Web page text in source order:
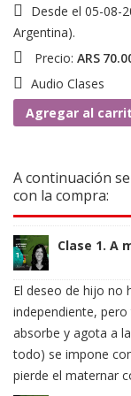
Desde el 05-08-
Argentina).
Precio: ARS
Audio Clases
Maternar
al
cantidad
Agregar al
A continuación
con la compra:
Clase 1. A
El deseo de hijo no
independiente,
absorbe y agota a
todo) se impone
pierde el maternar